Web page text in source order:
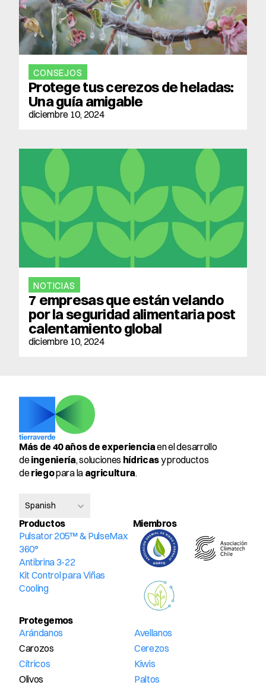
CONSEJOS
Protege tus cerezos de heladas:
Una guía amigable
diciembre 10, 2024
NOTICIAS
7 empresas que están velando
por la seguridad alimentaria post
calentamiento global
diciembre 10, 2024
Más de 40 años de experiencia en el desarrollo
de ingeniería, soluciones hídricas y productos
de riego para la agricultura.
Spanish
Productos
Pulsator 205™ & PulseMax
360°
Antibrina 3-22
Kit Control para Viñas
Cooling
Miembros
Protegemos
Arándanos
Avellanos
Carozos
Cerezos
Cítricos
Kiwis
Olivos
Paltos